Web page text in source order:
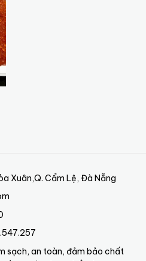
Xuân,Q. Cẩm Lệ, Đà Nẵng
sạch, an toàn, đảm bảo chất